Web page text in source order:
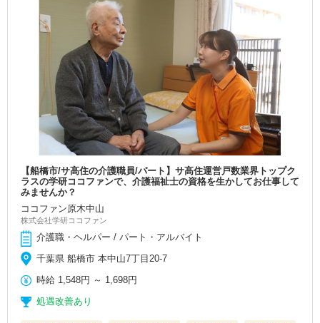
【船橋市/サ高住の介護職員/パート】サ高住運営戸数業界トップク
ラスの学研ココファンで、介護福祉士の資格を生かしてお仕事して
みませんか？
ココファン原木中山
株式会社学研ココファン
介護職・ヘルパー / パート・アルバイト
千葉県 船橋市 本中山7丁目20-7
時給 1,548円 ～ 1,698円
処遇改善あり